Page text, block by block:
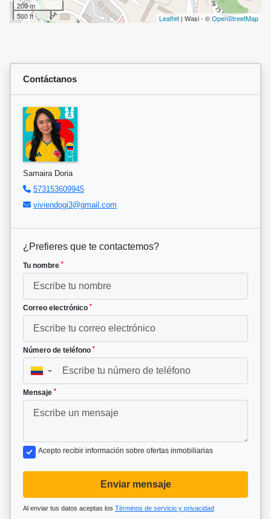
200 m
500 ft
Leaflet | Wasi - ©OpenStreetMap
Contáctanos
Samaira Doria
573153609945
viviendogi3@gmail.com
¿Prefieres que te contactemos?
Tu nombre *
Correo electrónico *
Número de teléfono *
▼
Mensaje *
Acepto recibir información sobre ofertas inmobiliarias
Enviar mensaje
Al enviar tus datos aceptas los Términos de servicio y privacidad